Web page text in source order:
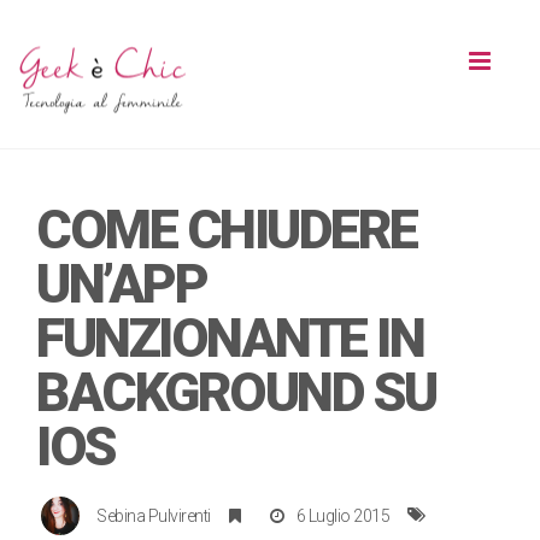
COME CHIUDERE
UN’APP
FUNZIONANTE IN
BACKGROUND SU
IOS
Sebina Pulvirenti 6 Luglio 2015